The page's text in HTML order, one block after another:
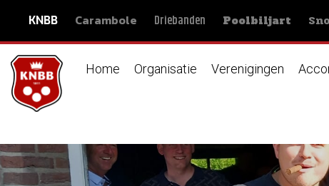
KNBB Carambole Driebanden Poolbiljart
Home Organisatie Verenigingen